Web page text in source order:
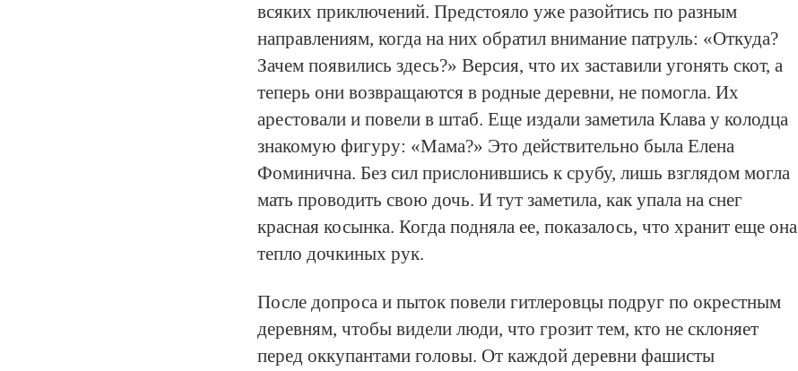
всяких приключений. Предстояло уже разойтись по разным
направлениям, когда на них обратил внимание патруль: «Откуда?
Зачем появились здесь?» Версия, что их заставили угонять скот, а
теперь они возвращаются в родные деревни, не помогла. Их
арестовали и повели в штаб. Еще издали заметила Клава у колодца
знакомую фигуру: «Мама?» Это действительно была Елена
Фоминична. Без сил прислонившись к срубу, лишь взглядом могла
мать проводить свою дочь. И тут заметила, как упала на снег
красная косынка. Когда подняла ее, показалось, что хранит еще она
тепло дочкиных рук.
После допроса и пыток повели гитлеровцы подруг по окрестным
деревням, чтобы видели люди, что грозит тем, кто не склоняет
перед оккупантами головы. От каждой деревни фашисты